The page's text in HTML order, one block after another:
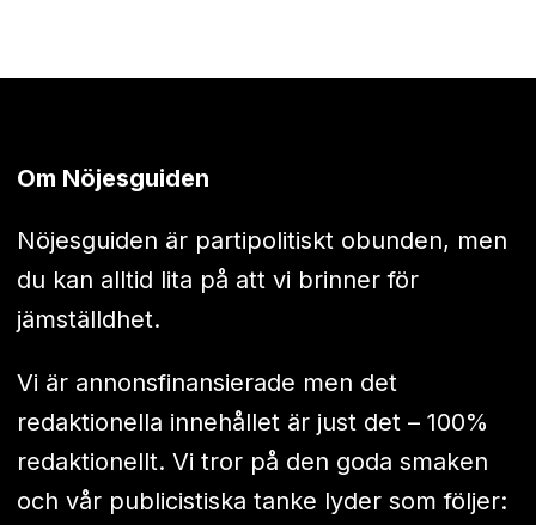
Om Nöjesguiden
Nöjesguiden är partipolitiskt obunden, men
du kan alltid lita på att vi brinner för
jämställdhet.
Vi är annonsfinansierade men det
redaktionella innehållet är just det – 100%
redaktionellt. Vi tror på den goda smaken
och vår publicistiska tanke lyder som följer: